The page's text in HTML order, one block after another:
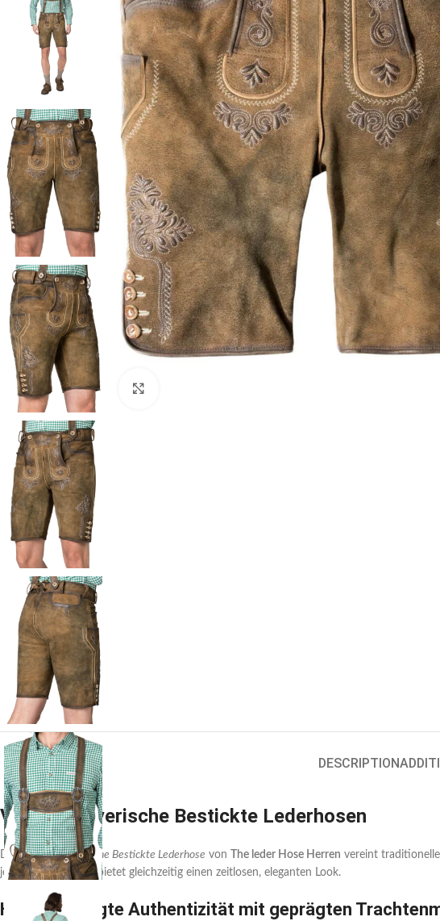
DESCRIPTION
Vintage Bayerische Bestickte Lederhosen
DieVintage Bayerische Bestickte Lederhose von The leder Hose Herren vereint
jedes Volksfest und bietet gleichzeitig einen zeitlosen, eleganten Look.
Handgefertigte Authentizität mit geprägten